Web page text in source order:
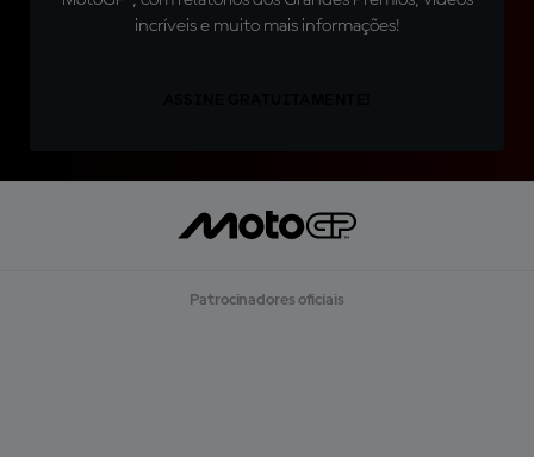
incríveis e muito mais informações!
Patrocinadores oficiais